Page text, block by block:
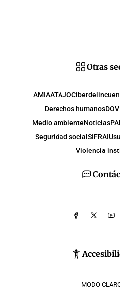
MODO
Otras
AMIAATAJO
Derechos humanos
Medio ambienteNoticias
Seguridad social SIFRAI
Violencia